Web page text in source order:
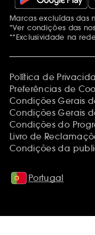
Menções
Marcas excluídas das
*Ver condições das
**Exclusividade na
Política de
Preferências de
Condições Gerais
Condições Gerais
Condições do
Livro de
Condições da
Portugal